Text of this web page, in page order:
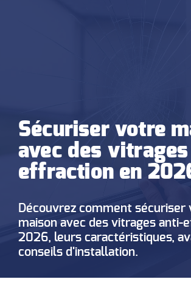
Sécuriser votre
avec des
effraction en
Découvrez comment sécuriser
maison avec des vitrages anti-
2026, leurs caractéristiques,
conseils d'installation.